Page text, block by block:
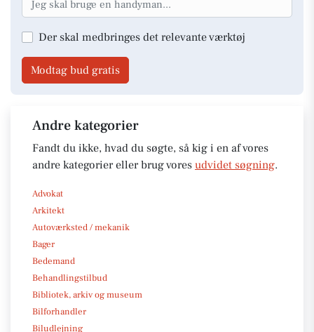
Der skal medbringes det relevante værktøj
Modtag bud gratis
Andre kategorier
Fandt du ikke, hvad du søgte, så kig i en af vores
andre kategorier eller brug vores udvidet søgning.
Advokat
Arkitekt
Autoværksted / mekanik
Bager
Bedemand
Behandlingstilbud
Bibliotek, arkiv og museum
Bilforhandler
Biludlejning